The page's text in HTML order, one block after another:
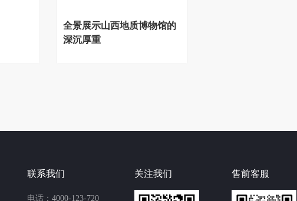
全景展示山西地质博物馆的
深沉厚重
联系我们
电话：4000-123-720
关注我们 售前客服